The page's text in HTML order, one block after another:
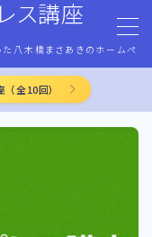
ス講座
た八木橋まさあきのホームペ
全10回）